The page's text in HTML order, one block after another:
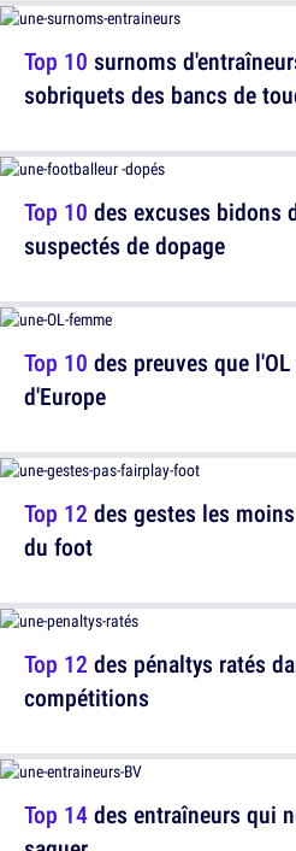
Top 10 surnoms
sobriquets des bancs de
Top 10 des preuves que
d'Europe
Top 12 des pénaltys ratés
compétitions
Top 10 des excuses bidons
suspectés de dopage
Top 12 des gestes les
du foot
Top 14des entraîneurs qui